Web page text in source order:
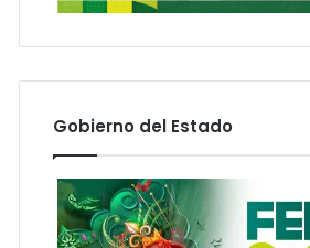
Gobierno del Estado